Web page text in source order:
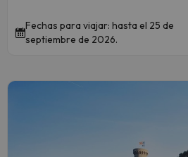
Fechas para viajar: hasta el 25 de
septiembre de 2026.